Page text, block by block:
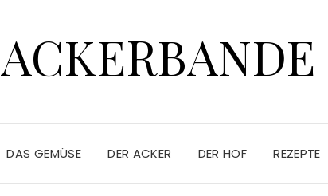
ACKERBANDE
DAS GEMÜSE DER ACKER DER HOF REZEPTE